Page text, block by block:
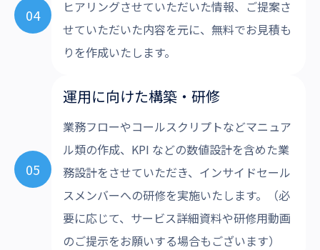
04
ヒアリングさせていただいた情報、ご提案さ
せていただいた内容を元に、無料でお見積も
りを作成いたします。
05
運用に向けた構築・研修
業務フローやコールスクリプトなどマニュア
ル類の作成、KPI などの数値設計を含めた業
務設計をさせていただき、インサイドセール
スメンバーへの研修を実施いたします。（必
要に応じて、サービス詳細資料や研修用動画
のご提示をお願いする場合もございます）